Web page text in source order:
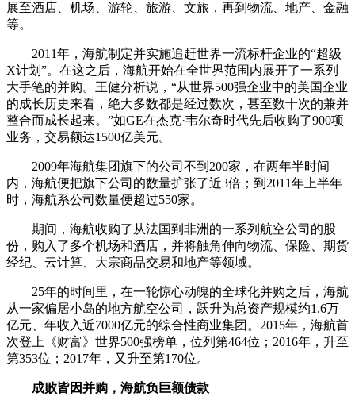
展至酒店、机场、游轮、旅游、文旅，再到物流、地产、金融
等。
2011年，海航制定并实施追赶世界一流标杆企业的“超级
X计划”。在这之后，海航开始在全世界范围内展开了一系列
大手笔的并购。王健分析说，“从世界500强企业中的美国企业
的成长历史来看，绝大多数都是经过数次，甚至数十次的兼并
整合而成长起来。”如GE在杰克·韦尔奇时代先后收购了900项
业务，交易额达1500亿美元。
2009年海航集团旗下的公司不到200家，在两年半时间
内，海航便把旗下公司的数量扩张了近3倍；到2011年上半年
时，海航系公司数量便超过550家。
期间，海航收购了从法国到非洲的一系列航空公司的股
份，购入了多个机场和酒店，并将触角伸向物流、保险、期货
经纪、云计算、大宗商品交易和地产等领域。
25年的时间里，在一轮惊心动魄的全球化并购之后，海航
从一家偏居小岛的地方航空公司，跃升为总资产规模约1.6万
亿元、年收入近7000亿元的综合性商业集团。2015年，海航首
次登上《财富》世界500强榜单，位列第464位；2016年，升至
第353位；2017年，又升至第170位。
成败皆因并购，海航负巨额债款